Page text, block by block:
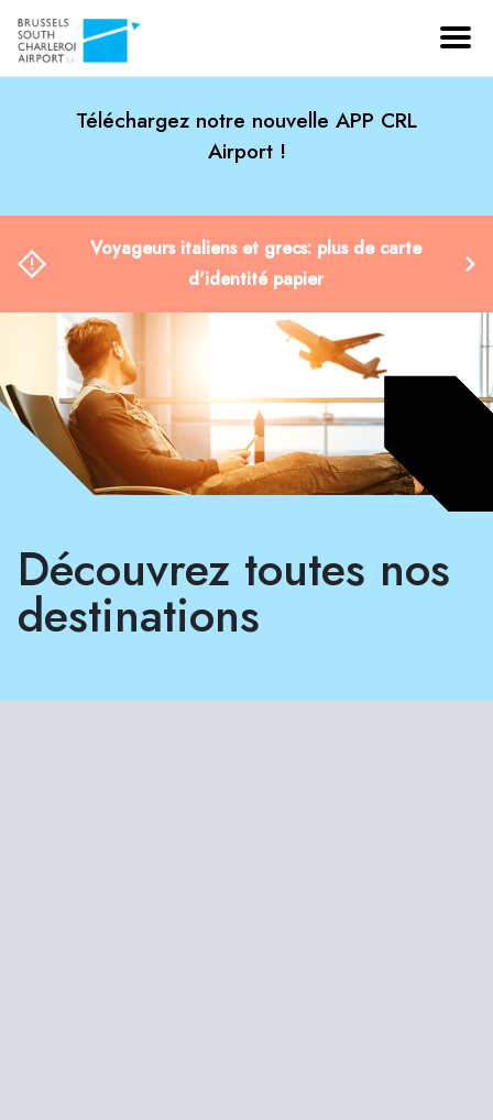
Téléchargez notre nouvelle APP CRL
Airport !
Voyageurs italiens et grecs: plus de carte
d'identité papier
Découvrez toutes nos
destinations